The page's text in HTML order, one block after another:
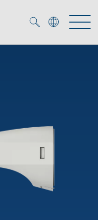
et de mouvement
la lumière
DALI-2